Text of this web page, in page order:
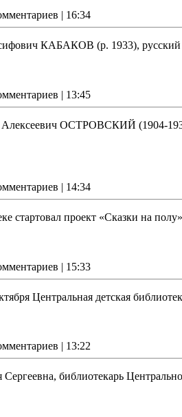
| 16:34
КАБАКОВ (р. 1933), русский
| 13:45
ОСТРОВСКИЙ (1904-
| 14:34
стартовал проект «Сказки на
| 15:33
Центральная детская
| 13:22
Сергеевна, библиотекарь